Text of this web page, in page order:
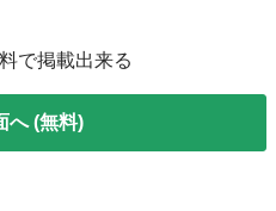
で掲載出来る
へ (無料)